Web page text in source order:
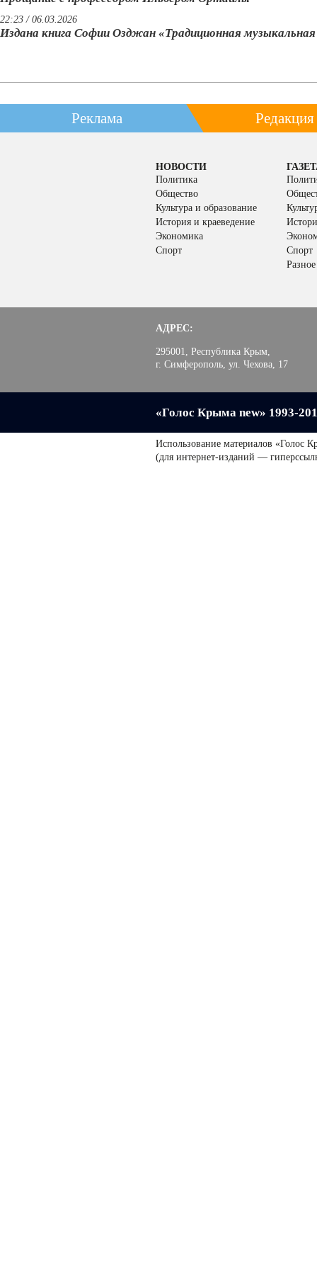
22:23 / 06.03.2026
Издана книга Софии Озджан «Традиционная
Реклама Редакция
НОВОСТИ
Политика
Общество
Культура и образование
История и краеведение
Экономика
Спорт
Спорт
Разное
АДРЕС:
295001, Республика Крым,
г. Симферополь, ул. Чехова, 17
«Голос Крыма new» 1993-
Использование материалов «Голос
(для интернет-изданий —